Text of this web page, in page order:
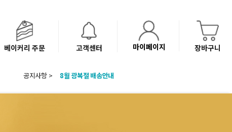
베이커리 주문 고객센터 마이페이지 장바구니
공지사항 >
8월 광복절 배송안내
베이커리(냉동직배송) 센터 이전에 따른 배송 일정 안내